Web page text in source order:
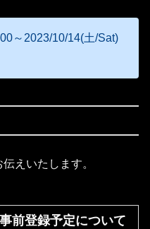
～2023/10/14(土/Sat)
えいたします。
前登録予定について